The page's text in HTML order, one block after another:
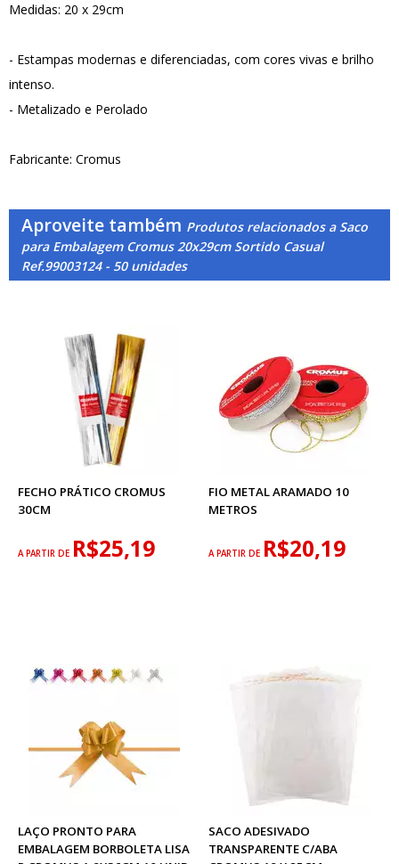
Medidas: 20 x 29cm
- Estampas modernas e diferenciadas, com cores vivas e brilho
intenso.
- Metalizado e Perolado
Fabricante: Cromus
Aproveite também Produtos relacionados a Saco
para Embalagem Cromus 20x29cm Sortido Casual
Ref.99003124 - 50 unidades
FECHO PRÁTICO CROMUS
30CM
A PARTIR DE R$25,19
FIO METAL ARAMADO 10
METROS
A PARTIR DE R$20,19
LAÇO PRONTO PARA
EMBALAGEM BORBOLETA LISA
SACO ADESIVADO
TRANSPARENTE C/ABA